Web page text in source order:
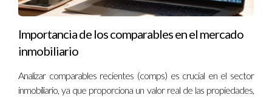
presentarte al examen estatal. La preparación adecuada es
4.1 Estudio y recursos recomendados
Utiliza materiales de estudio recomendados por tu institución
o busca libros especializados en línea que cubran todos los
Importancia de los comparables en el mercado
inmobiliario
Analizar comparables recientes (comps) es crucial en el sector
inmobiliario, ya que proporciona un valor real de las propiedades,